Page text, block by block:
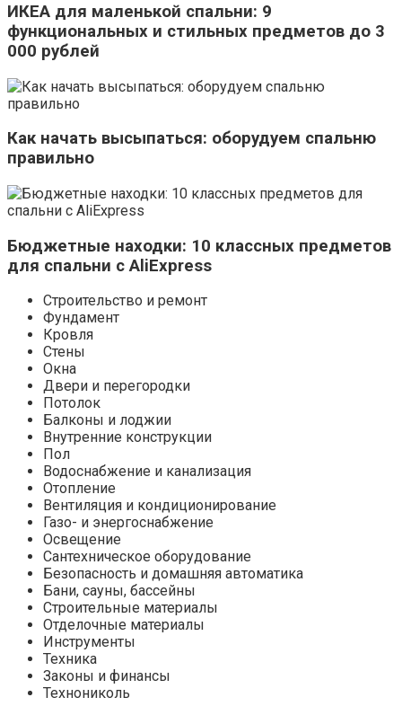
ИКЕА для маленькой спальни: 9
функциональных и стильных предметов до 3
000 рублей
Как начать высыпаться: оборудуем спальню
правильно
Бюджетные находки: 10 классных предметов
для спальни с AliExpress
Строительство и ремонт
Фундамент
Кровля
Стены
Окна
Двери и перегородки
Потолок
Балконы и лоджии
Внутренние конструкции
Пол
Водоснабжение и канализация
Отопление
Вентиляция и кондиционирование
Газо- и энергоснабжение
Освещение
Сантехническое оборудование
Безопасность и домашняя автоматика
Бани, сауны, бассейны
Строительные материалы
Отделочные материалы
Инструменты
Техника
Законы и финансы
Технониколь